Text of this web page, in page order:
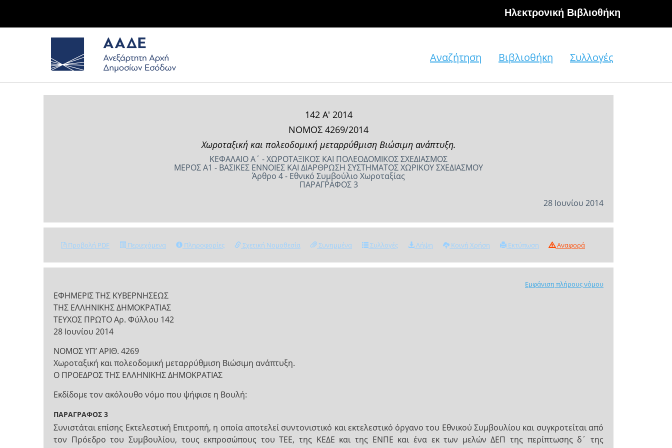
Hλεκτρονική Βιβλιοθήκη
Αναζήτηση Βιβλιοθήκη Συλλογές
142 Α' 2014
ΝΟΜΟΣ 4269/2014
Χωροταξική και πολεοδομική μεταρρύθμιση Βιώσιμη ανάπτυξη.
ΚΕΦΑΛΑΙΟ Α΄ - ΧΩΡΟΤΑΞΙΚΟΣ ΚΑΙ ΠΟΛΕΟΔΟΜΙΚΟΣ ΣΧΕΔΙΑΣΜΟΣ
ΜΕΡΟΣ Α1 - ΒΑΣΙΚΕΣ ΕΝΝΟΙΕΣ ΚΑΙ ΔΙΑΡΘΡΩΣΗ ΣΥΣΤΗΜΑΤΟΣ ΧΩΡΙΚΟΥ ΣΧΕΔΙΑΣΜΟΥ
Άρθρο 4 - Εθνικό Συμβούλιο Χωροταξίας
ΠΑΡΑΓΡΑΦΟΣ 3
28 Ιουνίου 2014
Προβολή PDF Περιεχόμενα Πληροφορίες Σχετική Νομοθεσία Συνημμένα Συλλογές Λήψη Κοινή Χρήση Εκτύπωση Αναφορά
Εμφάνιση πλήρους νόμου
ΕΦΗΜΕΡΙΣ ΤΗΣ ΚΥΒΕΡΝΗΣΕΩΣ
ΤΗΣ ΕΛΛΗΝΙΚΗΣ ΔΗΜΟΚΡΑΤΙΑΣ
ΤΕΥΧΟΣ ΠΡΩΤΟ Αρ. Φύλλου 142
28 Ιουνίου 2014
NOMOΣ ΥΠ’ ΑΡΙΘ. 4269
Χωροταξική και πολεοδομική μεταρρύθμιση Βιώσιμη ανάπτυξη.
Ο ΠΡΟΕΔΡΟΣ ΤΗΣ ΕΛΛΗΝΙΚΗΣ ΔΗΜΟΚΡΑΤΙΑΣ
Εκδίδομε τον ακόλουθο νόμο που ψήφισε η Βουλή:
ΠΑΡΑΓΡΑΦΟΣ 3
Συνιστάται επίσης Εκτελεστική Επιτροπή, η οποία αποτελεί συντονιστικό και εκτελεστικό όργανο του Εθνικού Συμβουλίου και συγκροτείται από
τον Πρόεδρο του Συμβουλίου, τους εκπροσώπους του ΤΕΕ, της ΚΕΔΕ και της ΕΝΠΕ και ένα εκ των μελών ΔΕΠ της περίπτωσης δ΄ της